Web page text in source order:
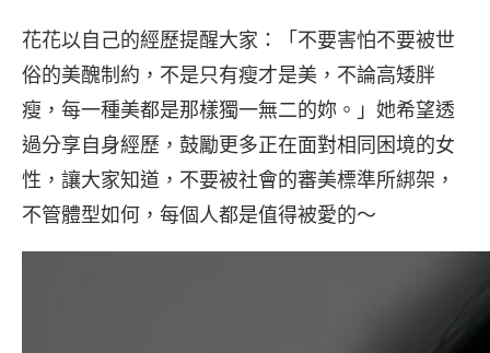
花花以自己的經歷提醒大家：「不要害怕不要被世
俗的美醜制約，不是只有瘦才是美，不論高矮胖
瘦，每一種美都是那樣獨一無二的妳。」她希望透
過分享自身經歷，鼓勵更多正在面對相同困境的女
性，讓大家知道，不要被社會的審美標準所綁架，
不管體型如何，每個人都是值得被愛的～